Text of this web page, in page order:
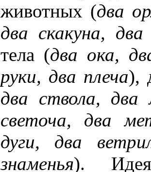
животных (два
два скакуна, два
тела (два ока,
руки, два плеча),
два ствола, два
светоча, два
дуги, два
знаменья). Идея